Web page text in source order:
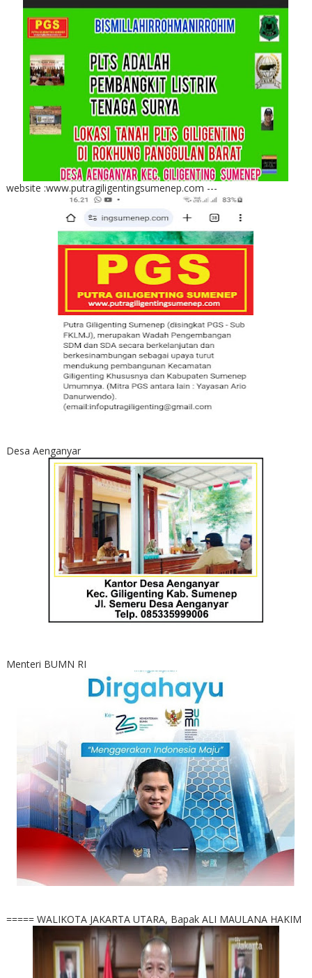
website :www.putragiligentingsumenep.com ---
Desa Aenganyar
Menteri BUMN RI
===== WALIKOTA JAKARTA UTARA, Bapak ALI MAULANA HAKIM